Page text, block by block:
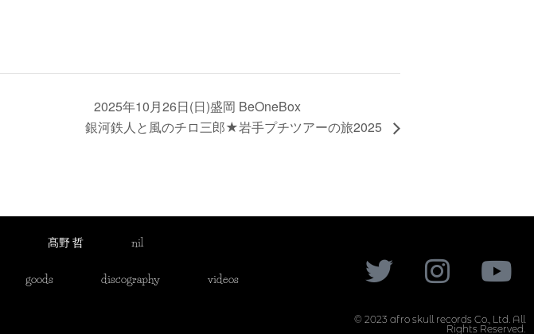
2025年10月26日(日)盛岡 BeOneBox
銀河鉄人と風のチロ三郎★岩手プチツアーの旅2025
髙野 哲 nil
goods discography videos
© 2023 afro skull records Co., Ltd. All
Rights Reserved.